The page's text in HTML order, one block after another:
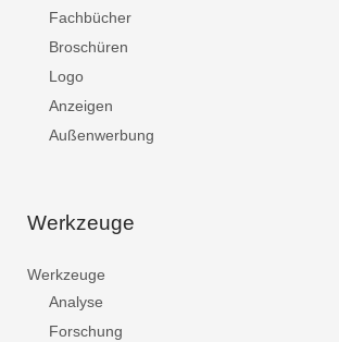
Fachbücher
Broschüren
Logo
Anzeigen
Außenwerbung
Werkzeuge
Werkzeuge
Analyse
Forschung